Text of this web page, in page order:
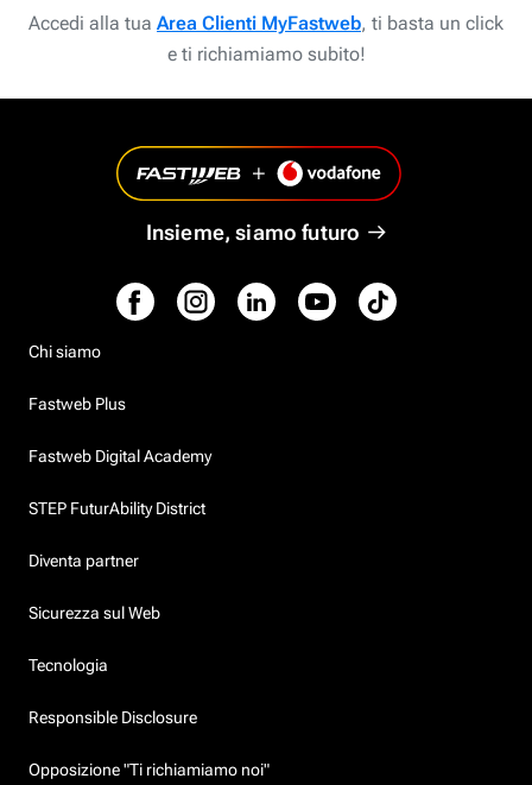
Accedi alla tua Area Clienti MyFastweb, ti basta un click
e ti richiamiamo subito!
Insieme, siamo futuro
Chi siamo
Fastweb Plus
Fastweb Digital Academy
STEP FuturAbility District
Diventa partner
Sicurezza sul Web
Tecnologia
Responsible Disclosure
Opposizione "Ti richiamiamo noi"